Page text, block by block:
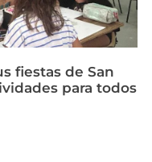
fiestas de San
para todos